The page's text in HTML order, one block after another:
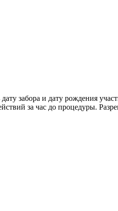
забора и дату рождения
за час до процедуры.